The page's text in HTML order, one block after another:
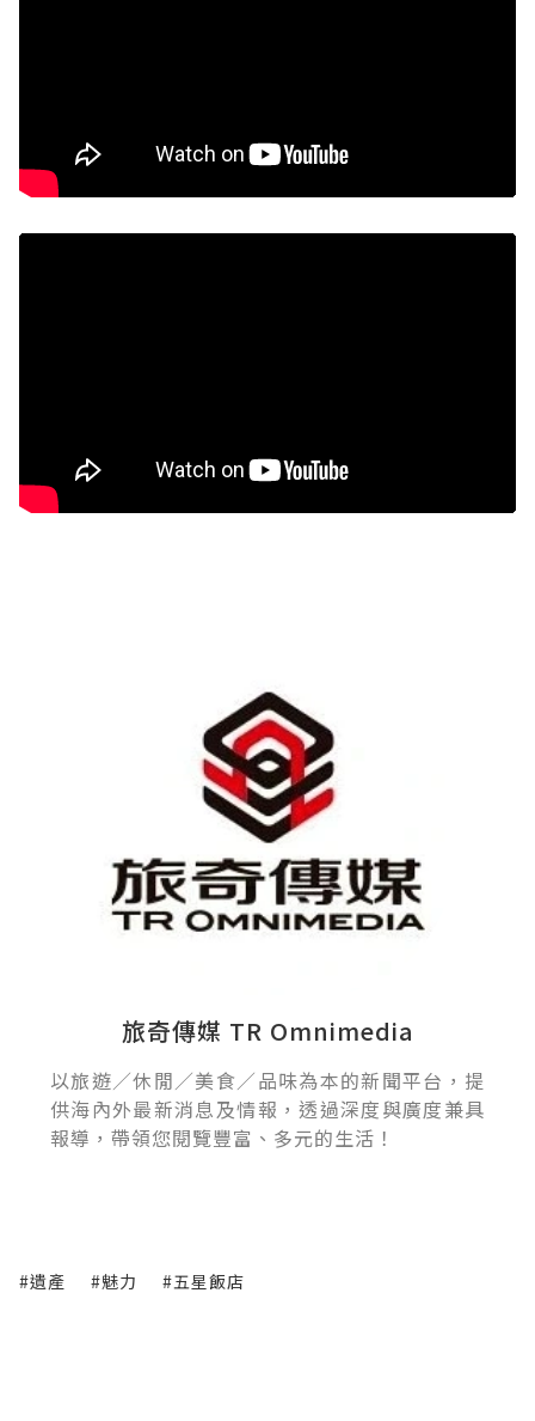
旅奇傳媒 TR Omnimedia
以旅遊／休閒／美食／品味為本的新聞平台，提
供海內外最新消息及情報，透過深度與廣度兼具
報導，帶領您閱覽豐富、多元的生活！
#遺產 #魅力 #五星飯店